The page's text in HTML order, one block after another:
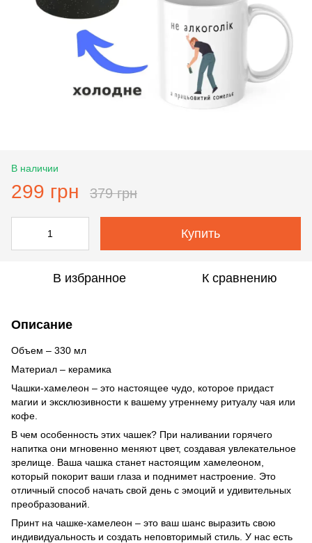
В наличии
299 грн 379 грн
Купить
В избранное К сравнению
Описание
Объем – 330 мл
Материал – керамика
Чашки-хамелеон – это настоящее чудо, которое придаст
магии и эксклюзивности к вашему утреннему ритуалу чая или
кофе.
В чем особенность этих чашек? При наливании горячего
напитка они мгновенно меняют цвет, создавая увлекательное
зрелище. Ваша чашка станет настоящим хамелеоном,
который покорит ваши глаза и поднимет настроение. Это
отличный способ начать свой день с эмоций и удивительных
преобразований.
Принт на чашке-хамелеон – это ваш шанс выразить свою
индивидуальность и создать неповторимый стиль. У нас есть